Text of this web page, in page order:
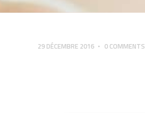
29 DÉCEMBRE 2016 0 COMMENTS